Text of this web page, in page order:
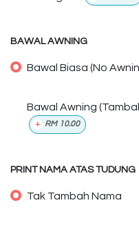
BAWAL AWNING
Bawal Biasa (No
Bawal Awning
+ RM 10.00
PRINT NAMA ATAS TUDUNG
Tak Tambah Nama